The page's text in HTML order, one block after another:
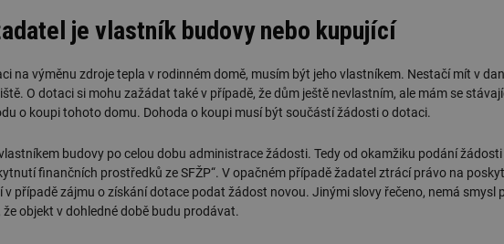
je vlastník budovy nebo kupující
na výměnu zdroje tepla v rodinném domě, musím být jeho vlastníkem. Nestačí mít v
O dotaci si mohu zažádat také v případě, že dům ještě nevlastním, ale mám se
o koupi tohoto domu. Dohoda o koupi musí být součástí žádosti o dotaci.
budovy po celou dobu administrace žádosti. Tedy od okamžiku podání
finančních prostředků ze SFŽP“. V opačném případě žadatel ztrácí právo na
případě zájmu o získání dotace podat žádost novou. Jinými slovy řečeno, nemá smysl
objekt v dohledné době budu prodávat.